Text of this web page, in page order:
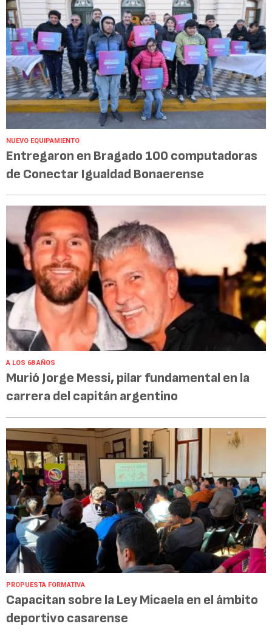
NUEVO EQUIPAMIENTO
Entregaron en Bragado 100 computadoras
de Conectar Igualdad Bonaerense
A LOS 68 AÑOS
Murió Jorge Messi, pilar fundamental en la
carrera del capitán argentino
PROPUESTA FORMATIVA
Capacitan sobre la Ley Micaela en el ámbito
deportivo casarense